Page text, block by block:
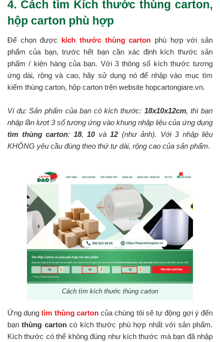
4. Cách tìm Kích thước thùng carton,
hộp carton phù hợp
Để chọn được kích thước thùng carton phù hợp với sản
phẩm của bạn, trước hết bạn cần xác định kích thước sản
phẩm / kiện hàng của bạn. Với 3 thông số kích thước tương
ứng dài, rộng và cao, hãy sử dụng nó để nhập vào mục tìm
kiếm thùng carton, hộp carton trên website hopcartongiare.vn.
Ví dụ: Sản phẩm của bạn có kích thước: 18x10x12cm, thì bạn
nhập lần lượt 3 số tương ứng vào khung nhập liệu của ứng dụng
tìm thùng carton: 18, 10 và 12 (như ảnh). Với 3 nhập liệu
KHÔNG yêu cầu đúng theo thứ tự dài, rộng cao của sản phẩm.
Cách tìm kích thước thùng carton
Ứng dụngtìm thùng cartoncủa chúng tôi sẽ tự động gợi ý đến
bạnthùng cartoncó kích thước phù hợp nhất với sản phẩm.
Kích thước có thể không đúng như kích thước mà bạn đã nhập